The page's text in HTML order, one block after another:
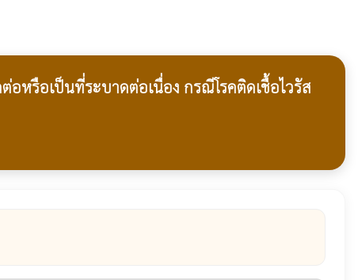
หรือเป็นที่ระบาดต่อเนื่อง กรณีโรคติดเชื้อไวรัส